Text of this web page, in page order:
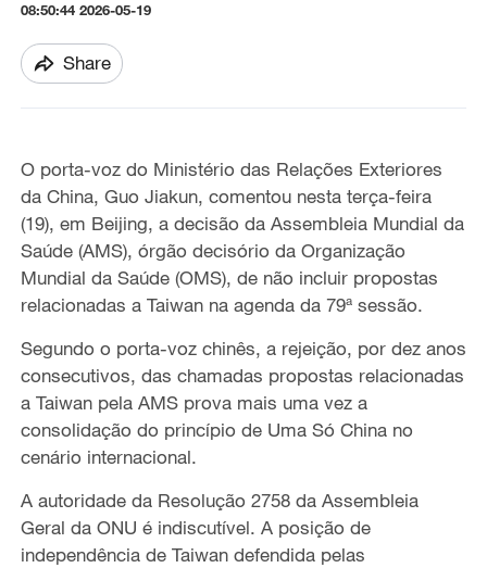
08:50:44 2026-05-19
Share
O porta-voz do Ministério das Relações Exteriores
da China, Guo Jiakun, comentou nesta terça-feira
(19), em Beijing, a decisão da Assembleia Mundial da
Saúde (AMS), órgão decisório da Organização
Mundial da Saúde (OMS), de não incluir propostas
relacionadas a Taiwan na agenda da 79ª sessão.
Segundo o porta-voz chinês, a rejeição, por dez anos
consecutivos, das chamadas propostas relacionadas
a Taiwan pela AMS prova mais uma vez a
consolidação do princípio de Uma Só China no
cenário internacional.
A autoridade da Resolução 2758 da Assembleia
Geral da ONU é indiscutível. A posição de
independência de Taiwan defendida pelas